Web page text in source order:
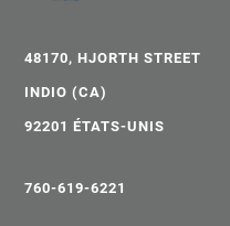
48170, HJORTH STREET
INDIO (CA)
92201 ÉTATS-UNIS
760-619-6221